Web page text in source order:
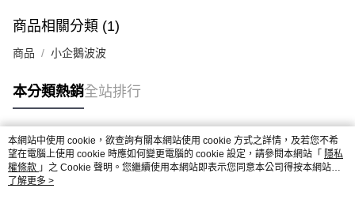
商品相關分類 (1)
商品 小企鵝波波
本分類熱銷全站排行
熱門標籤
本網站中使用 cookie，欲查詢有關本網站使用 cookie 方式之詳情，及若您不希
望在電腦上使用 cookie 時應如何變更電腦的 cookie 設定，請參閱本網站「 隱私
權條款 」之 Cookie 聲明。您繼續使用本網站即表示您同意本公司得按本網站使
用條款之 Cookie 聲明使用 cookie。
了解更多 >